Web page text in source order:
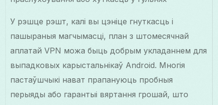
У рэшце рэшт, калі вы цэніце гнуткасць і
пашыраныя магчымасці, план з штомесячнай
аплатай VPN можа быць добрым укладаннем для
выпадковых карыстальнікаў Android. Многія
пастаўшчыкі нават прапануюць пробныя
перыяды або гарантыі вяртання грошай, што